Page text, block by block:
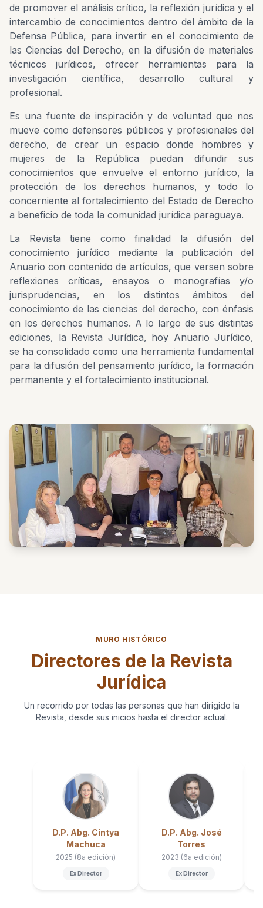
de promover el análisis crítico, la reflexión jurídica y el
intercambio de conocimientos dentro del ámbito de la
Defensa Pública, para invertir en el conocimiento de
las Ciencias del Derecho, en la difusión de materiales
técnicos jurídicos, ofrecer herramientas para la
investigación científica, desarrollo cultural y
profesional.
Es una fuente de inspiración y de voluntad que nos
mueve como defensores públicos y profesionales del
derecho, de crear un espacio donde hombres y
mujeres de la República puedan difundir sus
conocimientos que envuelve el entorno jurídico, la
protección de los derechos humanos, y todo lo
concerniente al fortalecimiento del Estado de Derecho
a beneficio de toda la comunidad jurídica paraguaya.
La Revista tiene como finalidad la difusión del
conocimiento jurídico mediante la publicación del
Anuario con contenido de artículos, que versen sobre
reflexiones críticas, ensayos o monografías y/o
jurisprudencias, en los distintos ámbitos del
conocimiento de las ciencias del derecho, con énfasis
en los derechos humanos. A lo largo de sus distintas
ediciones, la Revista Jurídica, hoy Anuario Jurídico,
se ha consolidado como una herramienta fundamental
para la difusión del pensamiento jurídico, la formación
permanente y el fortalecimiento institucional.
MURO HISTÓRICO
Directores de la Revista
Jurídica
Un recorrido por todas las personas que han dirigido la
Revista, desde sus inicios hasta el director actual.
D.P. Abg. Cintya
Machuca
2025 (8a edición)
Ex Director
D.P. Abg. José
Torres
2023 (6a edición)
Ex Director